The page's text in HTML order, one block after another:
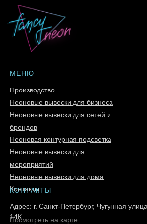
действует гарантия 3 года, а на идущий
питания распространяется гарантия 1
использовать светильник и после
домашнего декора.
МЕНЮ
Производство
Неоновые вывески для бизнеса
Неоновые вывески для сетей и
брендов
Неоновая контурная подсветка
Неоновые вывески для
мероприятий
Неоновые вывески для дома
Контакты
КОНТАКТЫ
Посмотреть на карте
Адрес: г. Санкт-Петербург, Чугунная улица,
14К